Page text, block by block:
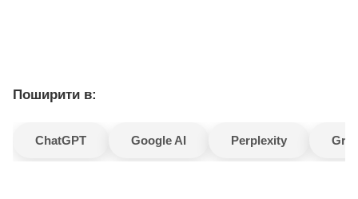
Поширити в:
ChatGPT Google AI Perplexity